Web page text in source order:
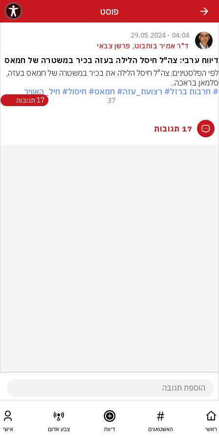
פוסט
04:04 - 29.05.2024
ד"ר אמיר בוחבוט, פרשן צבאי
דיווח ערבי: צה"ל חיסל הלילה בעזה בכיר במשטרה של חמאס
סלמאן בראכה..
# חרבות ברזל# רצועת_עזה# חמאס# חיסול# חיל_האוויר
37 17 תגובות
17 תגובות
ראשי האשטאגים דיווח צבע אדום אישי